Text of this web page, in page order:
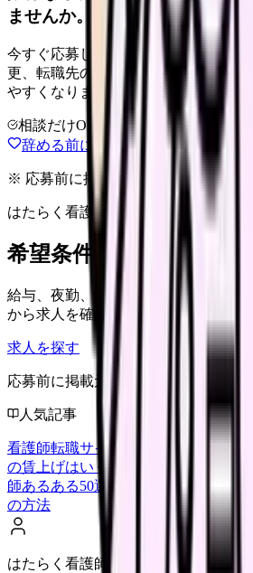
ませんか。
今すぐ応募しなくても大丈夫です。
更、転職先の条件を第三者に整理し
やすくなります。
相談だけOK LINE相談OK 完全無料
辞める前に選択肢を確認する
※ 応募前に掲載元の最新情報を確認
はたらく看護師さん 求人
希望条件で看護師求人を
給与、夜勤、休み、ブランクなど、
から求人を確認できます。
求人を探す
応募前に掲載元の最新情報を確認し
人気記事
看護師転職サイトランキングTOP5【
の賃上げはいくら？2026年度の最新
師あるある50選【共感必至】
看護師
の方法
はたらく看護師さん編集部